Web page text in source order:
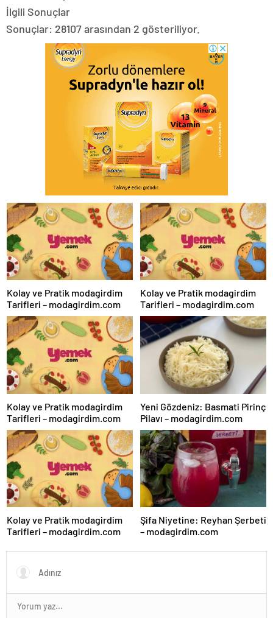
İlgili Sonuçlar
Sonuçlar: 28107 arasından 2 gösteriliyor.
Kolay ve Pratik modagirdim
Tarifleri – modagirdim.com
Kolay ve Pratik modagirdim
Tarifleri – modagirdim.com
Kolay ve Pratik modagirdim
Tarifleri – modagirdim.com
Yeni Gözdeniz: Basmati Pirinç
Pilavı – modagirdim.com
Kolay ve Pratik modagirdim
Tarifleri – modagirdim.com
Şifa Niyetine: Reyhan Şerbeti
– modagirdim.com